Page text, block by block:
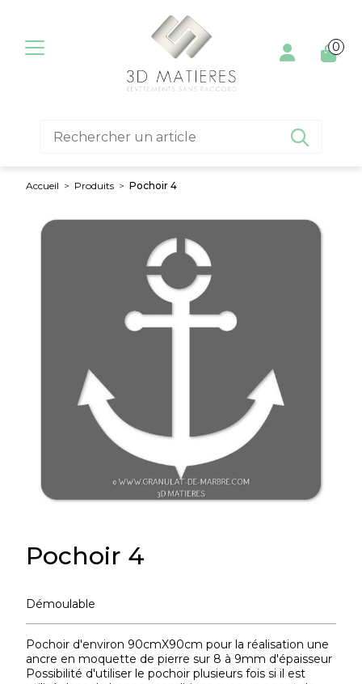
 0
Accueil > Produits > Pochoir 4
Pochoir 4
Démoulable
Pochoir d'environ 90cmX90cm pour la réalisation une
ancre en moquette de pierre sur 8 à 9mm d'épaisseur
Possibilité d'utiliser le pochoir plusieurs fois si il est